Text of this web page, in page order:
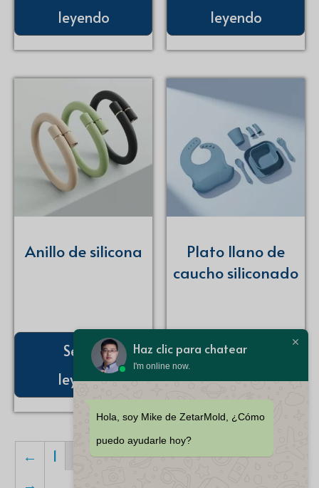
leyendo
leyendo
Anillo de silicona
Seguir
leyendo
Plato llano de
caucho siliconado
Seguir
leyendo
← 1 3 4 5 ... 13 14
15
Haz clic para chatear
I'm online now.
Hola, soy Mike de ZetarMold, ¿Cómo
puedo ayudarle hoy?